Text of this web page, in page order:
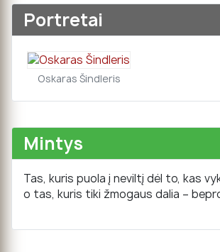
Portretai
Oskaras Šindleris
Mintys
Tas, kuris puola į neviltį dėl to, kas
o tas, kuris tiki žmogaus dalia –